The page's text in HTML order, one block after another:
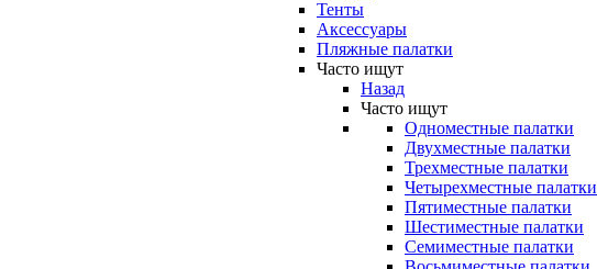
Тенты
Аксессуары
Пляжные палатки
Часто ищут
Назад
Часто ищут
Одноместные палатки
Двухместные палатки
Трехместные палатки
Четырехместные палатки
Пятиместные палатки
Шестиместные палатки
Семиместные палатки